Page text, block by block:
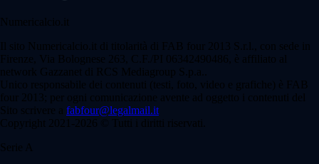
Numericalcio.it
Il sito Numericalcio.it di titolarità di FAB four 2013 S.r.l., con sede in
Firenze, Via Bolognese 263, C.F./PI 06342490486, è affiliato al
network Gazzanet di RCS Mediagroup S.p.a..
Unico responsabile dei contenuti (testi, foto, video e grafiche) è FAB
four 2013; per ogni comunicazione avente ad oggetto i contenuti del
Sito scrivere a fabfour@legalmail.it
Copyright 2021-2026 © Tutti i diritti riservati.
Serie A